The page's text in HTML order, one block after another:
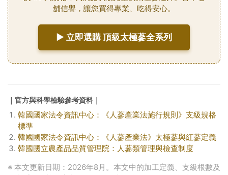
舖信譽，讓您買得專業、吃得安心。
► 立即選購 頂級太極蔘全系列
｜官方與科學檢驗參考資料｜
韓國國家法令資訊中心：《人蔘產業法施行規則》支級規格
標準
韓國國家法令資訊中心：《人蔘產業法》太極蔘與紅蔘定義
韓國國立農產品品質管理院：人蔘類管理與檢查制度
※ 本文更新日期：2026年8月。本文中的加工定義、支級根數及